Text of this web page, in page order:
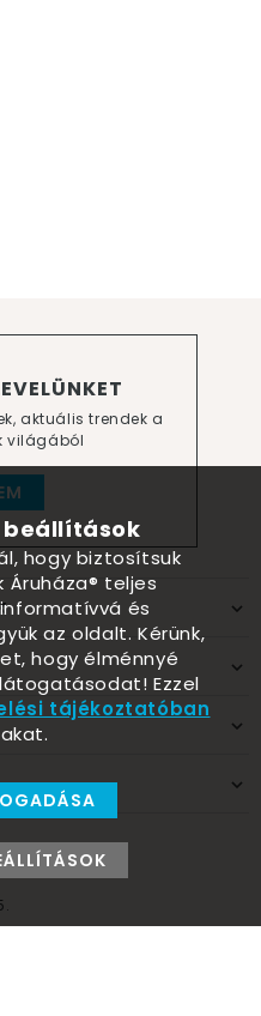
aktuális trendek a
világából
hogy biztosítsuk
Áruháza® teljes
és
az oldalt. Kérünk,
hogy élménnyé
Ezzel
tájékoztatóban